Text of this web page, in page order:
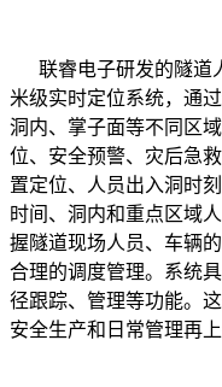
联睿电子研发的隧道
米级实时定位系统，通
洞内、掌子面等不同区
位、安全预警、灾后急
置定位、人员出入洞时
时间、洞内和重点区域
握隧道现场人员、车辆
合理的调度管理。系统
径跟踪、管理等功能。
安全生产和日常管理再上